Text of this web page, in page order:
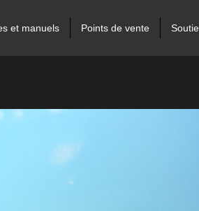
et manuels Points de vente